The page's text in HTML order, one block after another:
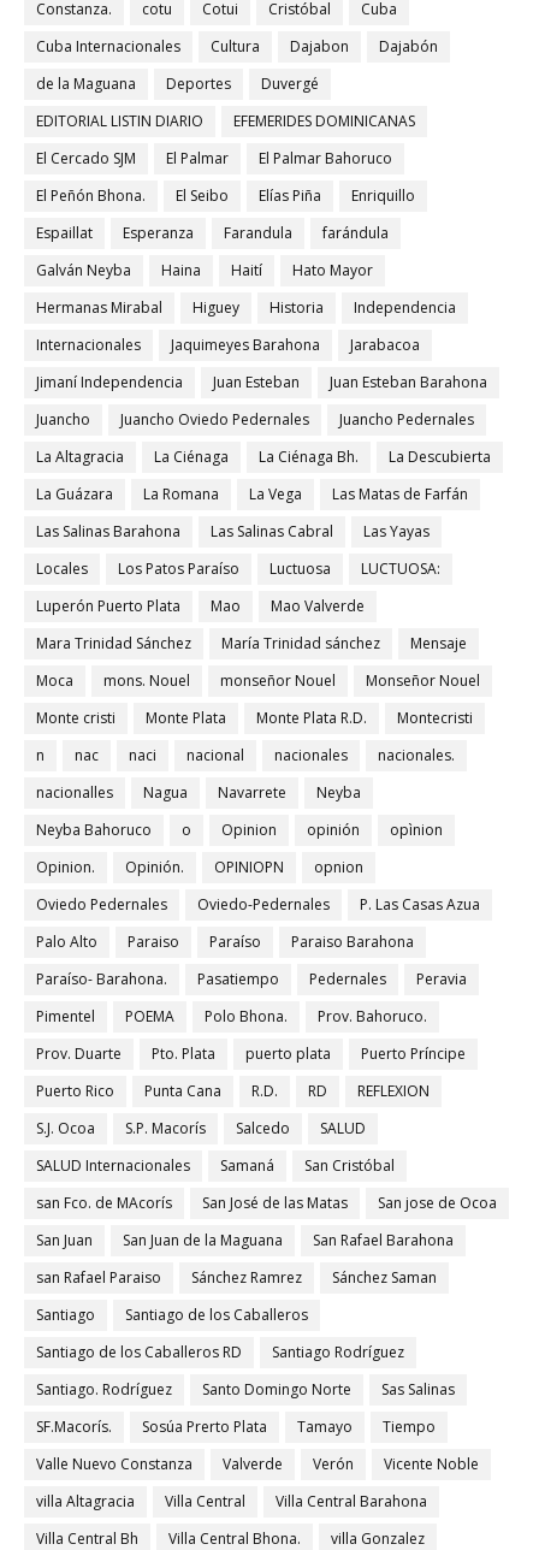
Constanza.
cotu Cotui Cristóbal
Cuba
Cuba Internacionales
Cultura Dajabon
Dajabón
de la Maguana
Deportes
Duvergé
EDITORIAL LISTIN DIARIO
EFEMERIDES DOMINICANAS
El Cercado SJM
El Palmar
El Palmar Bahoruco
El Peñón Bhona.
El Seibo Elías Piña
Enriquillo
Espaillat
Esperanza Farandula
farándula
Galván Neyba
Haina Haití
Hato Mayor
Hermanas Mirabal
Higuey Historia
Independencia
Internacionales
Jaquimeyes Barahona
Jarabacoa
Jimaní Independencia
Juan Esteban
Juan Esteban Barahona
Juancho
Juancho Oviedo Pedernales
Juancho Pedernales
La Altagracia
La Ciénaga La Ciénaga Bh.
La Descubierta
La Guázara
La Romana La Vega
Las Matas de Farfán
Las Salinas Barahona
Las Salinas Cabral
Las Yayas
Locales
Los Patos Paraíso Luctuosa
LUCTUOSA:
Luperón Puerto Plata
Mao
Mao Valverde
Mara Trinidad Sánchez
María Trinidad sánchez
Mensaje
Moca
mons. Nouel monseñor Nouel
Monseñor Nouel
Monte cristi
Monte Plata Monte Plata R.D.
Montecristi
n
nac naci nacional nacionales
nacionales.
nacionalles
Nagua Navarrete
Neyba
Neyba Bahoruco
o Opinion opinión
opìnion
Opinion.
Opinión. OPINIOPN
opnion
Oviedo Pedernales
Oviedo-Pedernales
P. Las Casas Azua
Palo Alto
Paraiso Paraíso
Paraiso Barahona
Paraíso- Barahona.
Pasatiempo Pedernales
Peravia
Pimentel
POEMA Polo Bhona.
Prov. Bahoruco.
Prov. Duarte
Pto. Plata puerto plata
Puerto Príncipe
Puerto Rico
Punta Cana R.D. RD
REFLEXION
S.J. Ocoa
S.P. Macorís Salcedo
SALUD
SALUD Internacionales
Samaná
San Cristóbal
san Fco. de MAcorís
San José de las Matas
San jose de Ocoa
San Juan
San Juan de la Maguana
San Rafael Barahona
san Rafael Paraiso
Sánchez Ramrez
Sánchez Saman
Santiago
Santiago de los Caballeros
Santiago de los Caballeros RD
Santiago Rodríguez
Santiago. Rodríguez
Santo Domingo Norte
Sas Salinas
SF.Macorís.
Sosúa Prerto Plata Tamayo
Tiempo
Valle Nuevo Constanza
Valverde Verón
Vicente Noble
villa Altagracia
Villa Central
Villa Central Barahona
Villa Central Bh
Villa Central Bhona.
villa Gonzalez